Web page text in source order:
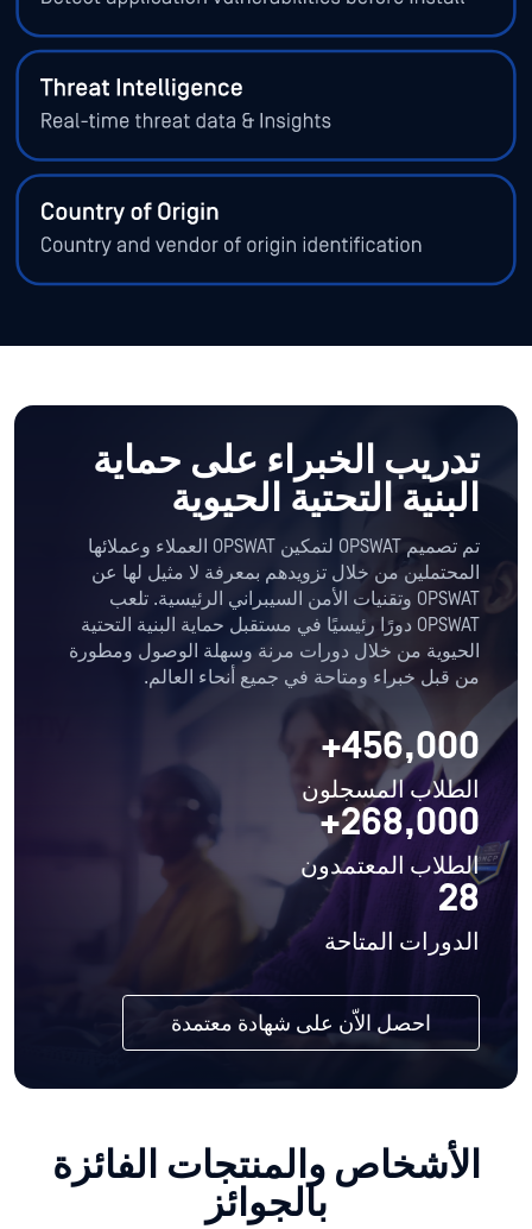
تدريب الخبراء على حماية
البنية التحتية الحيوية
تم تصميم OPSWAT لتمكين OPSWAT العملاء وعملائها
المحتملين من خلال تزويدهم بمعرفة لا مثيل لها عن
OPSWAT وتقنيات الأمن السيبراني الرئيسية. تلعب
OPSWAT دورًا رئيسيًا في مستقبل حماية البنية التحتية
الحيوية من خلال دورات مرنة وسهلة الوصول ومطورة
من قبل خبراء ومتاحة في جميع أنحاء العالم.
456,000+
الطلاب المسجلون
268,000+
الطلاب المعتمدون
28
الدورات المتاحة
احصل الاّن على شهادة معتمدة
الأشخاص والمنتجات الفائزة
بالجوائز